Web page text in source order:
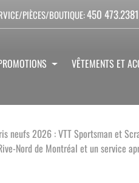
PIÈCES/BOUTIQUE:450 473.2381
VÊTEMENTS ET
2026 : VTT Sportsman et
Nord de Montréal et un service